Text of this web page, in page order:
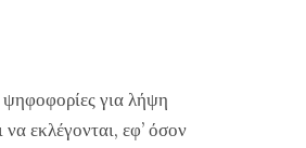
ψηφοφορίες για λήψη
εκλέγονται, εφ’ όσον